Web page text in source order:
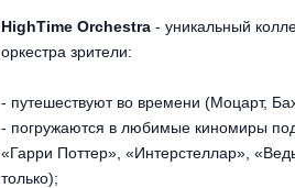
HighTime Orchestra - уникальный
оркестра зрители:
- путешествуют во времени (Моцарт,
- погружаются в любимые киномиры
«Гарри Поттер», «Интерстеллар»,
только);